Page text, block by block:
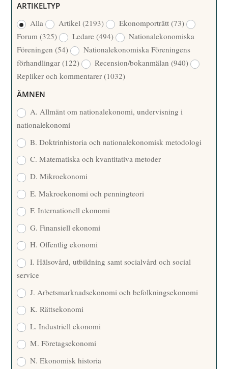
/
Å
R
R
F
A
T
T
A
R
ARTIKELTYP
Alla
Artikel(2193) Ekonomporträtt(73)
Forum(325) Ledare(494)
Nationalekonomiska
Föreningen(54)
Nationalekonomiska Föreningens
förhandlingar(122) Recension/bokanmälan(940)
Repliker och kommentarer(1032)
ÄMNEN
A. Allmänt om nationalekonomi, undervisning i
nationalekonomi
B. Doktrinhistoria och nationalekonomisk metodologi
C. Matematiska och kvantitativa metoder
D. Mikroekonomi
E. Makroekonomi och penningteori
F. Internationell ekonomi
G. Finansiell ekonomi
H. Offentlig ekonomi
I. Hälsovård, utbildning samt socialvård och social
service
J. Arbetsmarknadsekonomi och befolkningsekonomi
K. Rättsekonomi
L. Industriell ekonomi
M. Företagsekonomi
N. Ekonomisk historia